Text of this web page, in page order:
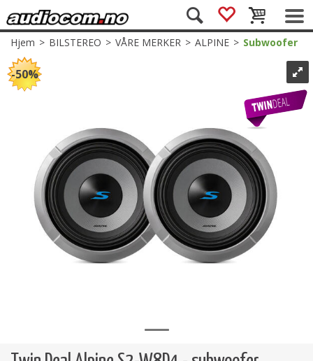
Hjem>BILSTEREO>VÅRE MERKER>ALPINE>Subwoofer
50%